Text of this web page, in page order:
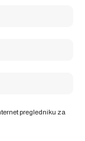
pregledniku za